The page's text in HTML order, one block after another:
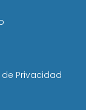
Privacidad